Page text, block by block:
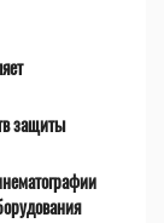
защиты